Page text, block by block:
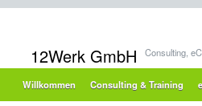
12Werk GmbH Consulting,
Willkommen Consulting & Training